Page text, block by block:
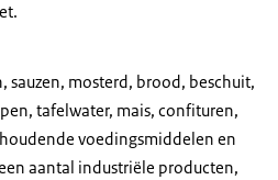
sauzen, mosterd, brood, beschuit,
tafelwater, mais, confituren,
voedingsmiddelen en
aantal industriële producten,